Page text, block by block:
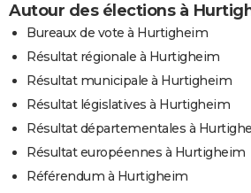
Autour des élections à
Bureaux de vote à Hurtigheim
Résultat régionale à Hurtigheim
Résultat municipale à Hurtigheim
Résultat législatives à Hurtigheim
Résultat départementales à
Résultat européennes à Hurtigheim
Référendum à Hurtigheim